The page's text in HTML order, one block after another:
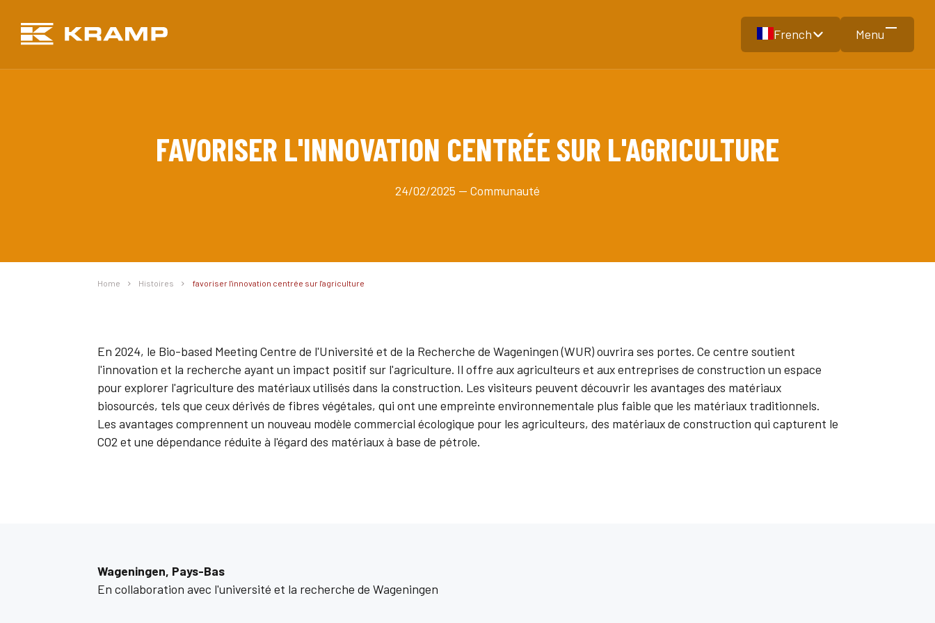
French Menu
FAVORISER L'INNOVATION CENTRÉE SUR L'AGRICULTURE
24/02/2025 — Communauté
Home Histoires favoriser l'innovation centrée sur l'agriculture
En 2024, le Bio-based Meeting Centre de l'Université et de la Recherche de Wageningen (WUR) ouvrira ses portes. Ce centre soutient
l'innovation et la recherche ayant un impact positif sur l'agriculture. Il offre aux agriculteurs et aux entreprises de construction un espace
pour explorer l'agriculture des matériaux utilisés dans la construction. Les visiteurs peuvent découvrir les avantages des matériaux
biosourcés, tels que ceux dérivés de fibres végétales, qui ont une empreinte environnementale plus faible que les matériaux traditionnels.
Les avantages comprennent un nouveau modèle commercial écologique pour les agriculteurs, des matériaux de construction qui capturent le
CO2 et une dépendance réduite à l'égard des matériaux à base de pétrole.
Wageningen, Pays-Bas
En collaboration avec l'université et la recherche de Wageningen